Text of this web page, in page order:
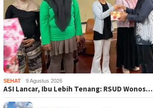
SEHAT 9 Agustus 2026
ASI Lancar, Ibu Lebih Tenang: RSUD Wonos…